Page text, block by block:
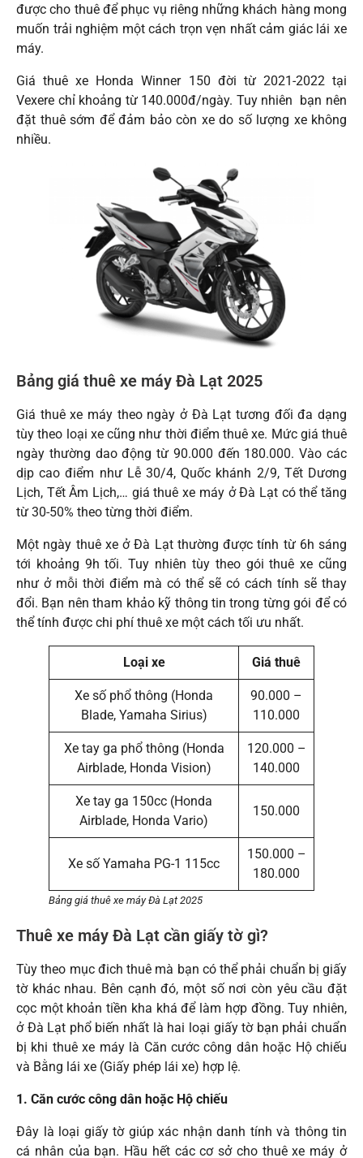
được cho thuê để phục vụ riêng những khách hàng mong
muốn trải nghiệm một cách trọn vẹn nhất cảm giác lái xe
máy.
Giá thuê xe Honda Winner 150 đời từ 2021-2022 tại
Vexere chỉ khoảng từ 140.000đ/ngày. Tuy nhiên bạn nên
đặt thuê sớm để đảm bảo còn xe do số lượng xe không
nhiều.
Bảng giá thuê xe máy Đà Lạt 2025
Giá thuê xe máy theo ngày ở Đà Lạt tương đối đa dạng
tùy theo loại xe cũng như thời điểm thuê xe. Mức giá thuê
ngày thường dao động từ 90.000 đến 180.000. Vào các
dịp cao điểm như Lễ 30/4, Quốc khánh 2/9, Tết Dương
Lịch, Tết Âm Lịch,… giá thuê xe máy ở Đà Lạt có thể tăng
từ 30-50% theo từng thời điểm.
Một ngày thuê xe ở Đà Lạt thường được tính từ 6h sáng
tới khoảng 9h tối. Tuy nhiên tùy theo gói thuê xe cũng
như ở mỗi thời điểm mà có thể sẽ có cách tính sẽ thay
đổi. Bạn nên tham khảo kỹ thông tin trong từng gói để có
thể tính được chi phí thuê xe một cách tối ưu nhất.
Loại xe Giá thuê
Xe số phổ thông (Honda
Blade, Yamaha Sirius)
90.000 –
110.000
Xe tay ga phổ thông (Honda
Airblade, Honda Vision)
120.000 –
140.000
Xe tay ga 150cc (Honda
Airblade, Honda Vario)
150.000
Xe số Yamaha PG-1 115cc
150.000 –
180.000
Bảng giá thuê xe máy Đà Lạt 2025
Thuê xe máy Đà Lạt cần giấy tờ gì?
Tùy theo mục đich thuê mà bạn có thể phải chuẩn bị giấy
tờ khác nhau. Bên cạnh đó, một số nơi còn yêu cầu đặt
cọc một khoản tiền kha khá để làm hợp đồng. Tuy nhiên,
ở Đà Lạt phổ biến nhất là hai loại giấy tờ bạn phải chuẩn
bị khi thuê xe máy là Căn cước công dân hoặc Hộ chiếu
và Bằng lái xe (Giấy phép lái xe) hợp lệ.
1. Căn cước công dân hoặc Hộ chiếu
Đây là loại giấy tờ giúp xác nhận danh tính và thông tin
cá nhân của bạn. Hầu hết các cơ sở cho thuê xe máy ở